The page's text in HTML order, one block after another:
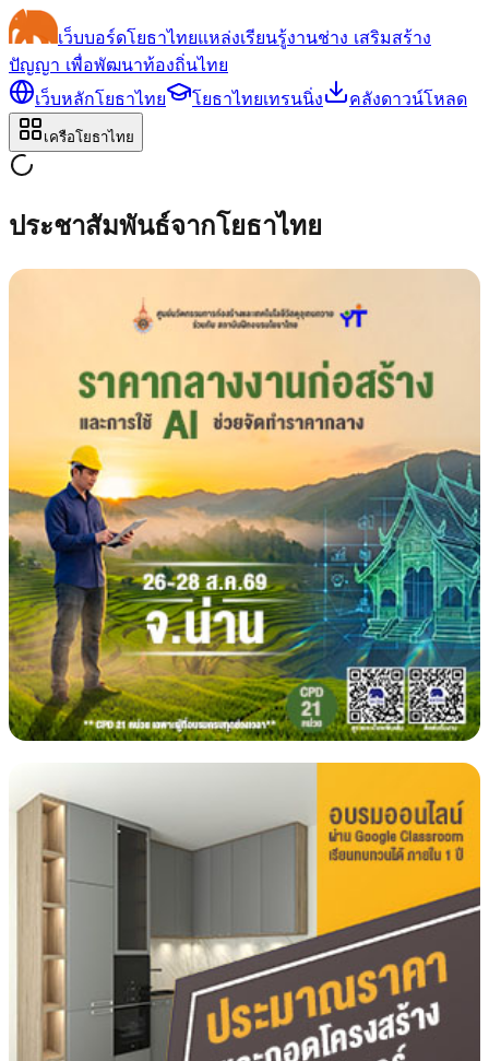
เว็บบอร์ดโยธาไทยแหล่งเรียนรู้งานช่าง เสริมสร้าง
ปัญญา เพื่อพัฒนาท้องถิ่นไทย
เว็บหลักโยธาไทย
โยธาไทยเทรนนิ่ง คลังดาวน์โหลด
เครือโยธาไทย
ประชาสัมพันธ์จากโยธาไทย